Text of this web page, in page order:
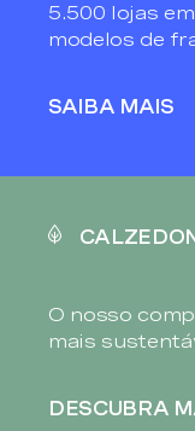
5.500 lojas
modelos de
SAIBA MAIS
O nosso
mais
DESCUBRA